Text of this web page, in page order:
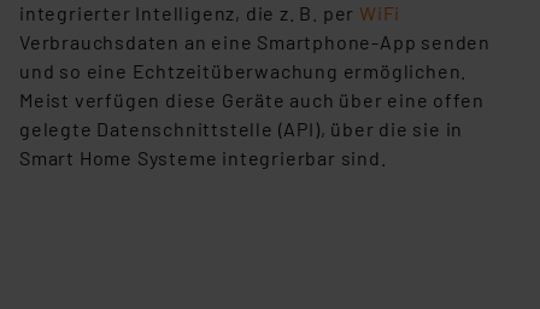
integrierter Intelligenz, die z. B. perWiFi
Verbrauchsdaten an eine Smartphone-App senden
und so eine Echtzeitüberwachung ermöglichen.
Meist verfügen diese Geräte auch über eine offen
gelegte Datenschnittstelle (API), über die sie in
Smart Home Systeme integrierbar sind.